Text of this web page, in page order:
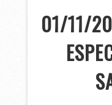
01/11/